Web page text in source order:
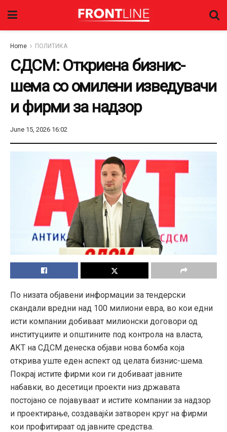
Home ПОЛИТИКА
СДСМ: Откриена бизнис-
шема со омилени изведувачи
и фирми за надзор
June 15, 2026 16:02
По низата објавени информации за тендерски
скандали вредни над 100 милиони евра, во кои едни
исти компании добиваат милионски договори од
институциите и општините под контрола на власта,
АКТ на СДСМ денеска објави нова бомба која
открива уште еден аспект од целата бизнис-шема.
Покрај истите фирми кои ги добиваат јавните
набавки, во десетици проекти низ државата
постојано се појавуваат и истите компании за надзор
и проектирање, создавајќи затворен круг на фирми
кои профитираат од јавните средства.